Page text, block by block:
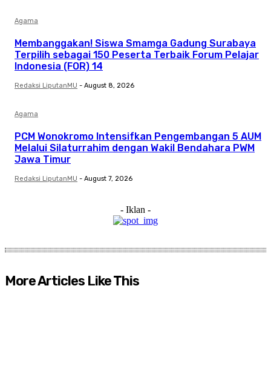
Agama
Membanggakan! Siswa Smamga Gadung Surabaya
Terpilih sebagai 150 Peserta Terbaik Forum Pelajar
Indonesia (FOR) 14
Redaksi LiputanMU - August 8, 2026
Agama
PCM Wonokromo Intensifkan Pengembangan 5 AUM
Melalui Silaturrahim dengan Wakil Bendahara PWM
Jawa Timur
Redaksi LiputanMU - August 7, 2026
- Iklan -
More Articles Like This